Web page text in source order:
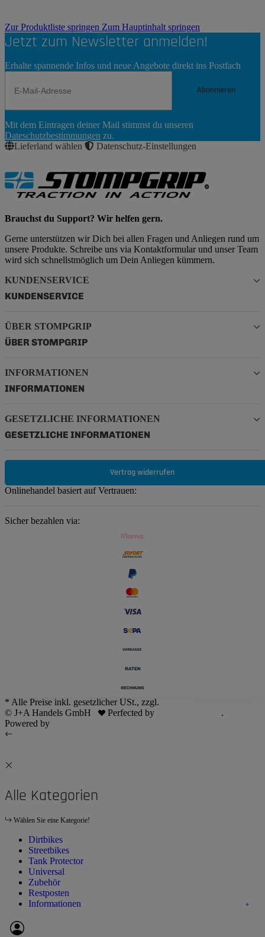
Zur Produktliste springen Zum Hauptinhalt springen
Jetzt zum Newsletter anmelden!
Erhalte spannende Infos und neue Angebote direkt ins Postfach
Abonnieren
Abonnieren
Mit dem Eintragen deiner Mail stimmst du unseren
Dateschutzbestimmungen zu.
Lieferland wählen
Datenschutz-Einstellungen
Brauchst du Support? Wir helfen gern.
Gerne unterstützen wir Dich bei allen Fragen und Anliegen rund um
unsere Produkte. Schreibe uns via Kontaktformular und unser Team
wird sich schnellstmöglich um Dein Anliegen kümmern.
KUNDENSERVICE
KUNDENSERVICE
ÜBER STOMPGRIP
ÜBER STOMPGRIP
INFORMATIONEN
INFORMATIONEN
GESETZLICHE INFORMATIONEN
GESETZLICHE INFORMATIONEN
Vertrag widerrufen
Onlinehandel basiert auf Vertrauen:
Sicher bezahlen via:
* Alle Preise inkl. gesetzlicher USt., zzgl.
© J+A Handels GmbH
Perfected by
.
Powered by
Alle Kategorien
Wählen Sie eine Kategorie!
Dirtbikes
Streetbikes
Tank Protector
Universal
Zubehör
Restposten
Informationen